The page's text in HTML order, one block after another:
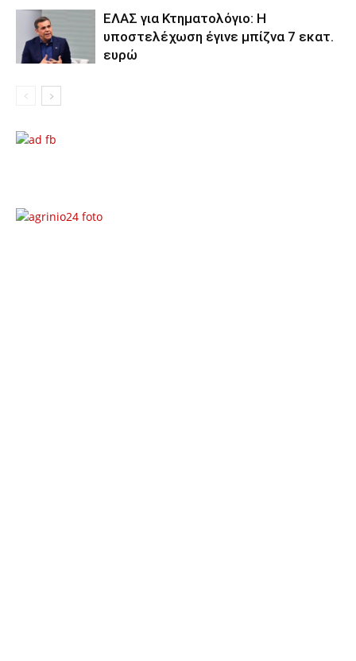
ΕΛΑΣ για Κτηματολόγιο: Η
υποστελέχωση έγινε μπίζνα 7 εκατ.
ευρώ